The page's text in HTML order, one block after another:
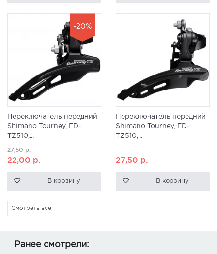
Переключатель передний
Shimano Tourney, FD-
TZ510,...
27,50р.
22,00 р.
В корзину
-20%
Переключатель передний
Shimano Tourney, FD-
TZ510,...
27,50 р.
В корзину
Смотреть все
Ранее смотрели: